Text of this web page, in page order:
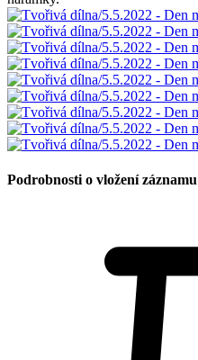
Podrobnosti o vložení záznamu